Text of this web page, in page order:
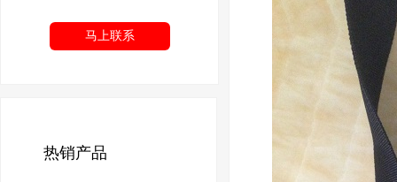
马上联系
热销产品